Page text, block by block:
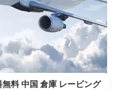
無料 中国 倉庫 レービング